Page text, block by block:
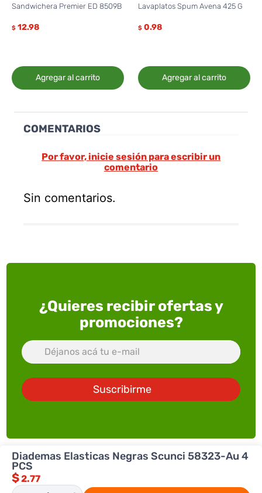
Sandwichera Premier ED 8509B
$ 12.98
Agregar al carrito
Lavaplatos Spum Avena 425 G
$ 0.98
Agregar al carrito
COMENTARIOS
Por favor, inicie sesión para escribir un
comentario
Sin comentarios.
¿Quieres recibir ofertas y
promociones?
Suscribirme
Diademas Elasticas Negras Scunci 58323-Au 4
PCS
$2.77